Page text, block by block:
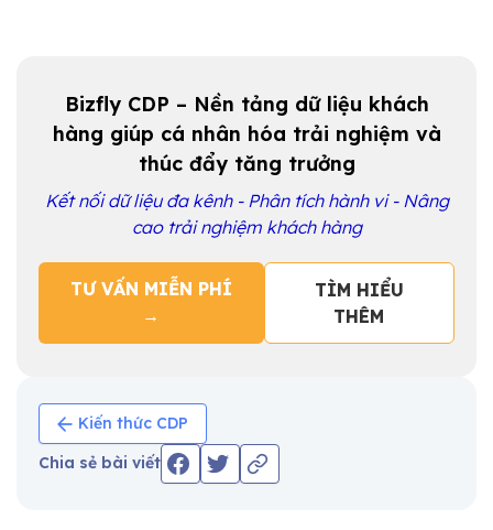
Bizfly CDP – Nền tảng dữ liệu khách
hàng giúp cá nhân hóa trải nghiệm và
thúc đẩy tăng trưởng
Kết nối dữ liệu đa kênh - Phân tích hành vi - Nâng
cao trải nghiệm khách hàng
TƯ VẤN MIỄN PHÍ
→
TÌM HIỂU
THÊM
Kiến thức CDP
Chia sẻ bài viết